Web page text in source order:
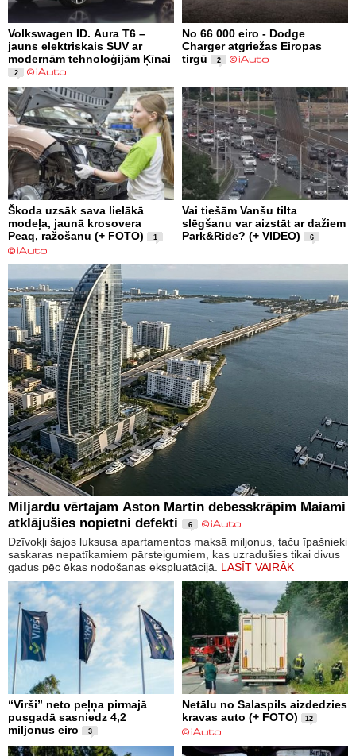
Volkswagen ID. Aura T6 –
jauns elektriskais SUV ar
modernām tehnoloģijām Ķīnai
2
No 66 000 eiro - Dodge
Charger atgriežas Eiropas
tirgū
2
Škoda uzsāk sava lielākā
modeļa, jaunā krosovera
Peaq, ražošanu (+ FOTO)
1
Vai tiešām Vanšu tilta
slēgšanu var aizstāt ar dažiem
Park&Ride? (+ VIDEO)
6
Miljardu vērtajam Aston Martin debesskrāpim Maiami
atklājušies nopietni defekti
6
Dzīvokļi šajos luksusa apartamentos maksā miljonus, taču īpašnieki
saskaras nepatīkamiem pārsteigumiem, kas uzradušies tikai divus
gadus pēc ēkas nodošanas ekspluatācijā. LASĪT VAIRĀK
“Virši” neto peļņa pirmajā
pusgadā sasniedz 4,2
miljonus eiro
3
Netālu no Salaspils aizdedzies
kravas auto (+ FOTO)
12